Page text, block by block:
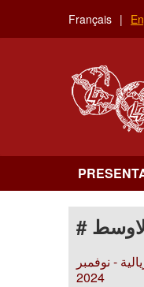
main
Français
- نوفمبر
2024